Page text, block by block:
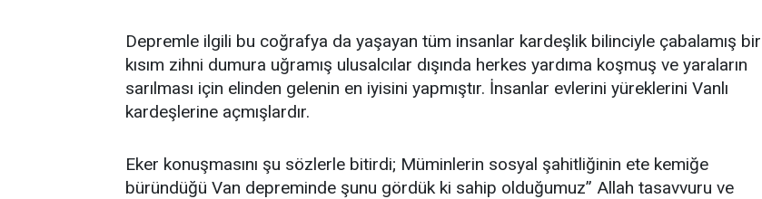
Depremle ilgili bu coğrafya da yaşayan tüm insanlar kardeşlik bilinciyle çabalamış bir
kısım zihni dumura uğramış ulusalcılar dışında herkes yardıma koşmuş ve yaraların
sarılması için elinden gelenin en iyisini yapmıştır. İnsanlar evlerini yüreklerini Vanlı
kardeşlerine açmışlardır.
Eker konuşmasını şu sözlerle bitirdi; Müminlerin sosyal şahitliğinin ete kemiğe
büründüğü Van depreminde şunu gördük ki sahip olduğumuz” Allah tasavvuru ve